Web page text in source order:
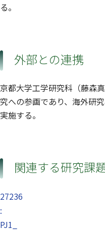
る。
外部との連携
京都大学工学研究科（藤森
究への参画であり、海外研
実施する。
関連する研究課
27236
:
PJ1_